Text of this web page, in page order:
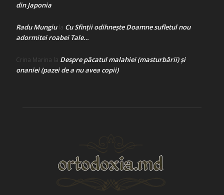
din Japonia
Radu Mungiula Cu Sfinții odihnește Doamne sufletul nou
adormitei roabei Tale…
Crina Marina la Despre păcatul malahiei (masturbării) şi
onaniei (pazei de a nu avea copii)